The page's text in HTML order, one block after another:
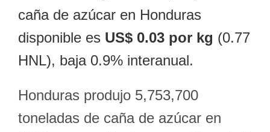
caña de azúcar en Honduras
disponible es US$ 0.03 por kg (0.77
HNL), baja 0.9% interanual.
Honduras produjo 5,753,700
toneladas de caña de azúcar en